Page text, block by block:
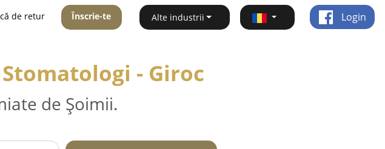
de retur Înscrie-te Alte industrii Login
- Giroc
de Șoimii.